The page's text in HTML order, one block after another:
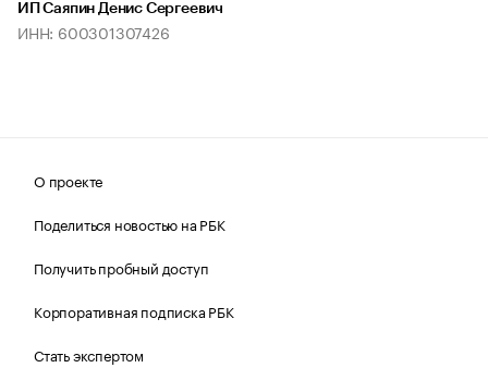
ИП Саяпин Денис Сергеевич
ИНН: 600301307426
О проекте
Поделиться новостью на РБК
Получить пробный доступ
Корпоративная подписка РБК
Стать экспертом